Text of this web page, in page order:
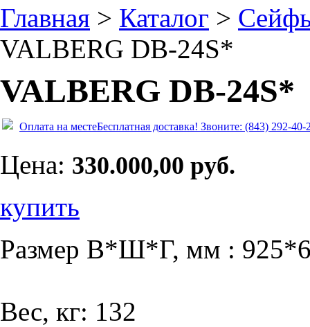
Главная > Каталог >
VALBERG DB-24S*
VALBERG DB-24S*
Оплата на местеБесплатная доставка! Звоните: (843) 292-40-
Цена: 330.000,00 руб.
купить
Размер В*Ш*Г, мм :
Вес, кг: 132